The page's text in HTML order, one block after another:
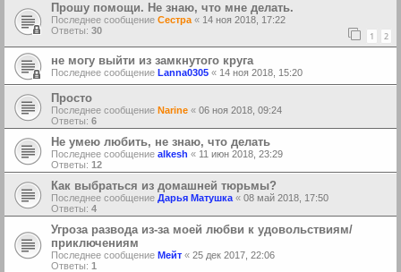
Прошу помощи. Не знаю, что мне делать.
Последнее сообщение Сестра « 14 ноя 2018, 17:22
Ответы: 30 1 2
не могу выйти из замкнутого круга
Последнее сообщение Lanna0305 « 14 ноя 2018, 15:20
Просто
Последнее сообщение Narine « 06 ноя 2018, 09:24
Ответы: 6
Не умею любить, не знаю, что делать
Последнее сообщение alkesh « 11 июн 2018, 23:29
Ответы: 12
Как выбраться из домашней тюрьмы?
Последнее сообщение Дарья Матушка « 08 май 2018, 17:50
Ответы: 4
Угроза развода из-за моей любви к удовольствиям/
приключениям
Последнее сообщение Мейт « 25 дек 2017, 22:06
Ответы: 1